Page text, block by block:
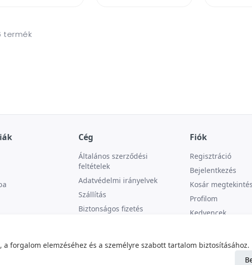
termék
Cég
Általános szerződési
feltételek
Adatvédelmi irányelvek
Szállítás
Biztonságos fizetés
Fiók
Regisztráció
Bejelentkezés
Kosár
Profilom
Kedvencek
forgalom elemzéséhez és a személyre szabott tartalom biztosításához.